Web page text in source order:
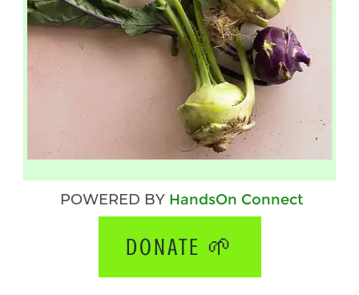
POWERED BY HandsOn Connect
DONATE 🌱